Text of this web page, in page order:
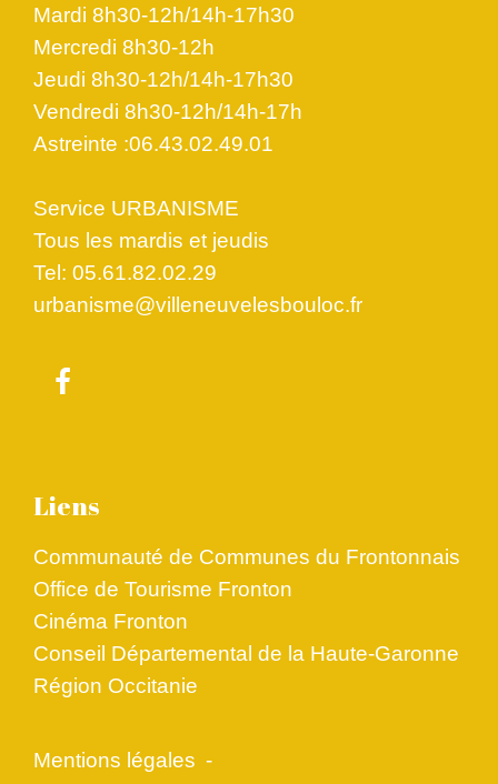
Mardi 8h30-12h/14h-17h30
Mercredi 8h30-12h
Jeudi 8h30-12h/14h-17h30
Vendredi 8h30-12h/14h-17h
Astreinte :06.43.02.49.01
Service URBANISME
Tous les mardis et jeudis
Tel: 05.61.82.02.29
urbanisme@villeneuvelesbouloc.fr
Liens
Communauté de Communes du Frontonnais
Office de Tourisme Fronton
Cinéma Fronton
Conseil Départemental de la Haute-Garonne
Région Occitanie
Mentions légales -